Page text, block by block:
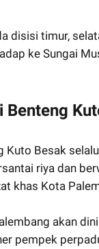
disisi timur,
ke Sungai
Kuto Besak
riya dan
khas Kota
akan
pempek